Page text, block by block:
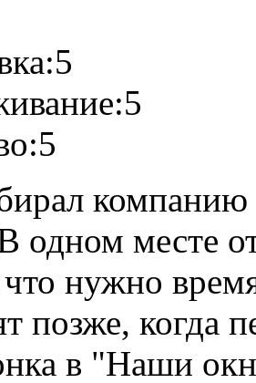
5
5
5
компанию
месте
нужно
позже, когда
в "Наши